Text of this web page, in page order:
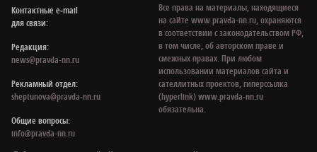
Контактные e‑mail
для связи:
Редакция:
news@pravda-nn.ru
Рекламный отдел:
sheptunova@pravda-nn.ru
Общие вопросы:
info@pravda-nn.ru
Все права на материалы, находящиеся
на сайте www.pravda-nn.ru, охраняются
в соответствии с законодательством РФ,
в том числе, об авторском праве и
смежных правах. При любом
использовании материалов сайта и
сателлитных проектов, гиперссылка
(hyperlink) www.pravda-nn.ru
обязательна.